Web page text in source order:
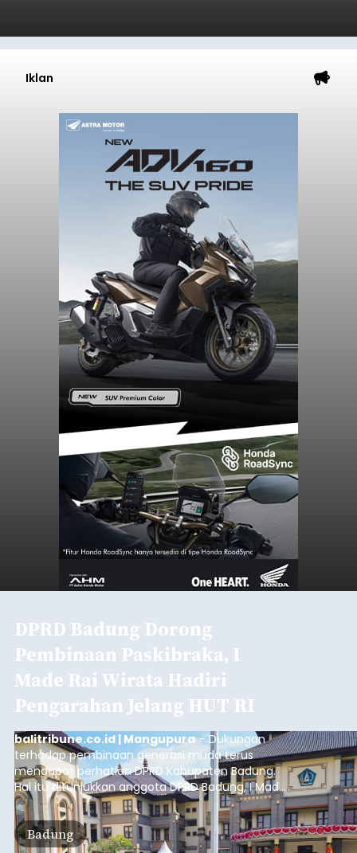
Iklan
DPRD Badung Dorong
Pembinaan Paskibraka, I
Made Rai Wirata Hadiri
Pengarahan Jelang HUT RI
balitribune.co.id | Mangupura– Dukungan
terhadap pembinaan generasi muda terus
mendapat perhatian DPRD Kabupaten Badung.
Hal itu ditunjukkan anggota DPRD Badung, I Made
Rai Wirata, yang menghadiri kegiatan
pengarahan Paskibraka Kabupaten Badung dan
Paskibraka Kecamatan se-Kabupaten Badung di
Badung